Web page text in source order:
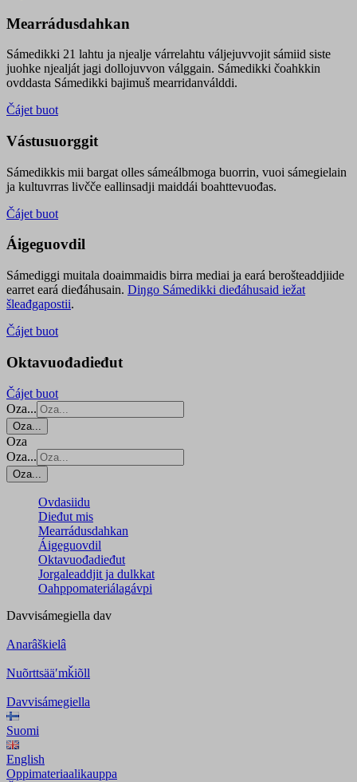
Mearrádusdahkan
Sámedikki 21 lahtu ja njealje várrelahtu váljejuvvojit sámiid siste
juohke njealját jagi dollojuvvon válggain. Sámedikki čoahkkin
ovddasta Sámedikki bajimuš mearridanválddi.
Čájet buot
Vástusuorggit
Sámedikkis mii bargat olles sámeálbmoga buorrin, vuoi sámegielain
ja kultuvrras livčče eallinsadji maiddái boahttevuođas.
Čájet buot
Áigeguovdil
Sámediggi muitala doaimmaidis birra mediai ja eará berošteaddjiide
earret eará dieđáhusain. Diŋgo Sámedikki dieđáhusaid iežat
šleađgapostii.
Čájet buot
Oktavuođadieđut
Čájet buot
Oza...
Oza...
Oza
Oza...
Oza...
Ovdasiidu
Dieđut mis
Mearrádusdahkan
Áigeguovdil
Oktavuođadieđut
Jorgaleaddjit ja dulkkat
Oahppomateriálagávpi
Davvisámegiella dav
Anarâškielâ
Nuõrttsääʹmǩiõll
Davvisámegiella
Suomi
English
Oppimateriaalikauppa